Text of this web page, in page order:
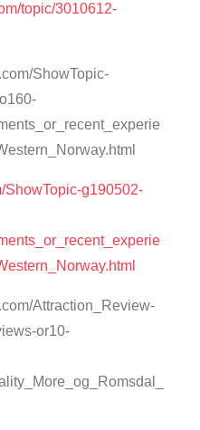
topic/3010612-
ShowTopic-
ShowTopic-g190502-
Attraction_Review-
or10-